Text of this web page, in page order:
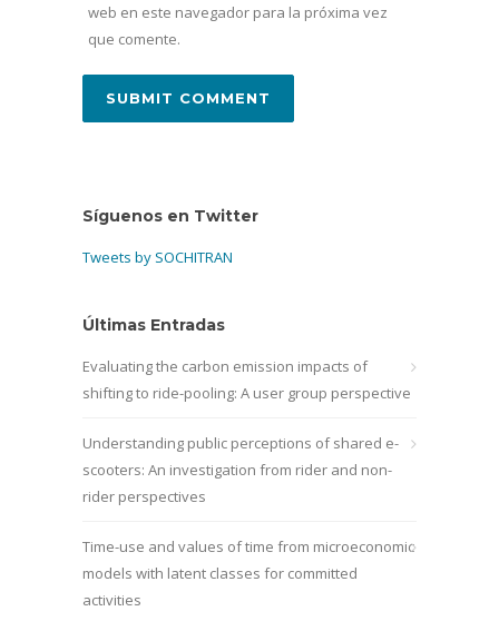
web en este navegador para la próxima vez
que comente.
Síguenos en Twitter
Tweets by SOCHITRAN
Últimas Entradas
Evaluating the carbon emission impacts of
shifting to ride-pooling: A user group perspective
Understanding public perceptions of shared e-
scooters: An investigation from rider and non-
rider perspectives
Time-use and values of time from microeconomic
models with latent classes for committed
activities